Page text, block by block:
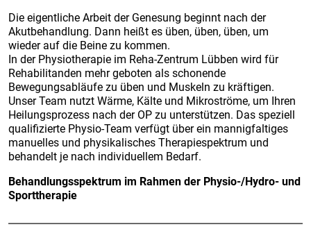
Die eigentliche Arbeit der Genesung beginnt nach der
Akutbehandlung. Dann heißt es üben, üben, üben, um
wieder auf die Beine zu kommen.
In der Physiotherapie im Reha-Zentrum Lübben wird für
Rehabilitanden mehr geboten als schonende
Bewegungsabläufe zu üben und Muskeln zu kräftigen.
Unser Team nutzt Wärme, Kälte und Mikroströme, um Ihren
Heilungsprozess nach der OP zu unterstützen. Das speziell
qualifizierte Physio-Team verfügt über ein mannigfaltiges
manuelles und physikalisches Therapiespektrum und
behandelt je nach individuellem Bedarf.
Behandlungsspektrum im Rahmen der Physio-/Hydro- und
Sporttherapie